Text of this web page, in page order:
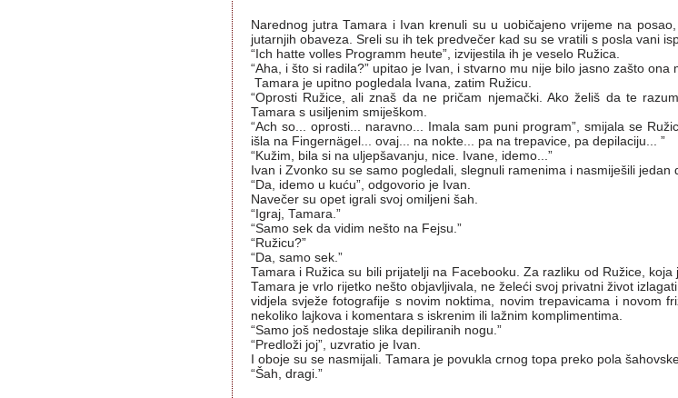
Narednog jutra Tamara i Ivan krenuli su u uobičajeno vrijeme na
jutarnjih obaveza. Sreli su ih tek predvečer kad su se vratili s posla vani
“Ich hatte volles Programm heute”, izvijestila ih je veselo Ružica.
“Aha, i što si radila?” upitao je Ivan, i stvarno mu nije bilo jasno zašto ona
Tamara je upitno pogledala Ivana, zatim Ružicu.
“Oprosti Ružice, ali znaš da ne pričam njemački. Ako želiš da te
Tamara s usiljenim smiješkom.
“Ach so... oprosti... naravno... Imala sam puni program”, smijala se
išla na Fingernägel... ovaj... na nokte... pa na trepavice, pa depilaciju... ”
“Kužim, bila si na uljepšavanju, nice. Ivane, idemo...”
Ivan i Zvonko su se samo pogledali, slegnuli ramenima i nasmiješili jedan
“Da, idemo u kuću”, odgovorio je Ivan.
Navečer su opet igrali svoj omiljeni šah.
“Igraj, Tamara.”
“Samo sek da vidim nešto na Fejsu.”
“Ružicu?”
“Da, samo sek.”
Tamara i Ružica su bili prijatelji na Facebooku. Za razliku od Ružice, koja
Tamara je vrlo rijetko nešto objavljivala, ne želeći svoj privatni život
vidjela svježe fotografije s novim noktima, novim trepavicama i novom
nekoliko lajkova i komentara s iskrenim ili lažnim komplimentima.
“Samo još nedostaje slika depiliranih nogu.”
“Predloži joj”, uzvratio je Ivan.
I oboje su se nasmijali. Tamara je povukla crnog topa preko pola
“Šah, dragi.”